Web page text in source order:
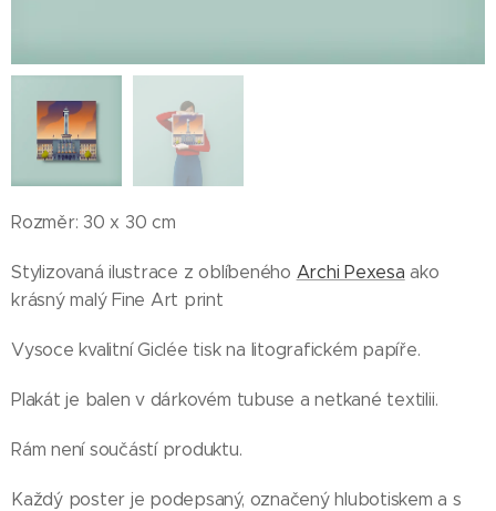
Rozměr: 30 x 30 cm
Stylizovaná ilustrace z oblíbeného Archi Pexesa ako
krásný malý Fine Art print
Vysoce kvalitní Giclée tisk na litografickém papíře.
Plakát je balen v dárkovém tubuse a netkané textilii.
Rám není součástí produktu.
Každý poster je podepsaný, označený hlubotiskem a s